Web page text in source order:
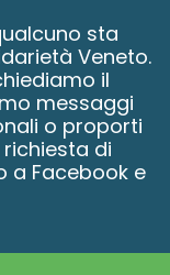
sta
Veneto.
il
messaggi
o proporti
di
a Facebook e